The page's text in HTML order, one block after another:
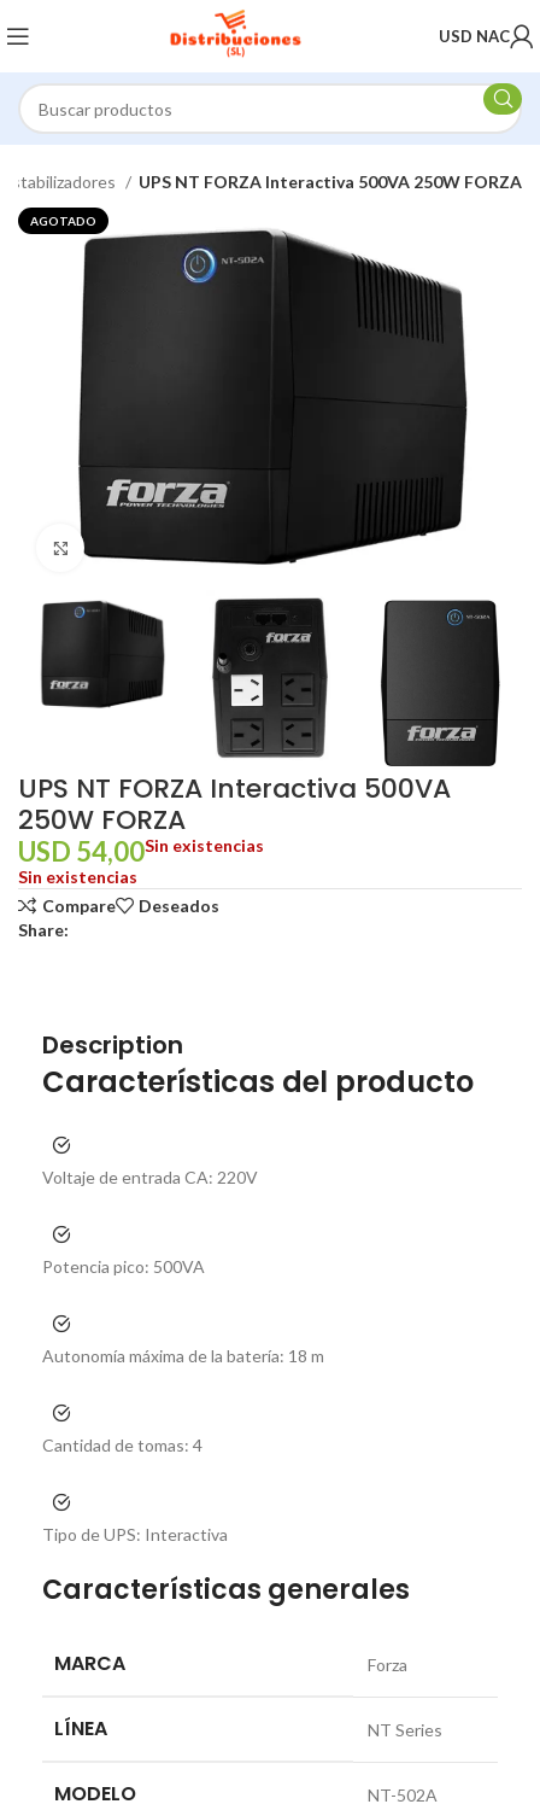
USD NAC
Estabilizadores UPS NT FORZA Interactiva 500VA 250W FORZA
AGOTADO
UPS NT FORZA Interactiva 500VA
250W FORZA
USD 54,00Sin existencias
Sin existencias
Compare
Deseados
Share:
Description
Características del producto
Voltaje de entrada CA: 220V
Potencia pico: 500VA
Autonomía máxima de la batería: 18 m
Cantidad de tomas: 4
Tipo de UPS: Interactiva
Características generales
MARCA Forza
LÍNEA NT Series
MODELO NT-502A